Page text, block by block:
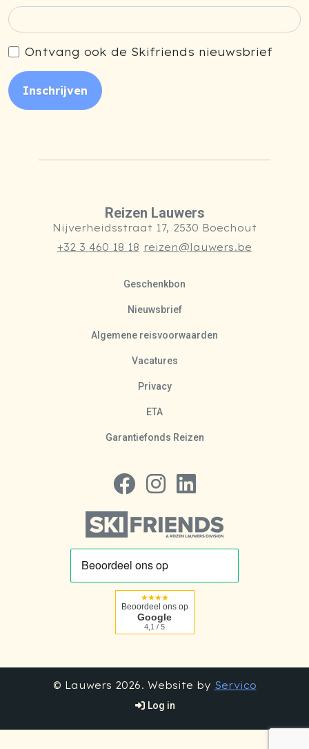
Ontvang ook de Skifriends nieuwsbrief
Inschrijven
Reizen Lauwers
Nijverheidsstraat 17, 2530 Boechout
+32 3 460 18 18 reizen@lauwers.be
Geschenkbon
Nieuwsbrief
Algemene reisvoorwaarden
Vacatures
Privacy
ETA
Garantiefonds Reizen
Volg ons op Facebook
Volg ons op Instagram
Volg ons op LinkedIn
★★★★
Beoordeel ons op
Google
4,1 / 5
© Lauwers 2026. Website by Servico
Log in